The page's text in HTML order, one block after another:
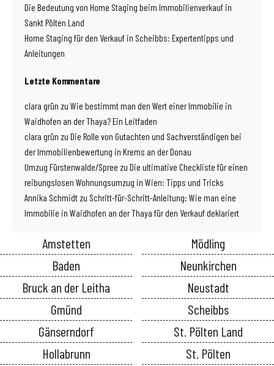
Die Bedeutung von Home Staging beim Immobilienverkauf in
Sankt Pölten Land
Home Staging für den Verkauf in Scheibbs: Expertentipps und
Anleitungen
Letzte Kommentare
clara grün zu Wie bestimmt man den Wert einer Immobilie in
Waidhofen an der Thaya? Ein Leitfaden
clara grün zu Die Rolle von Gutachten und Sachverständigen bei
der Immobilienbewertung in Krems an der Donau
Umzug Fürstenwalde/Spree zu Die ultimative Checkliste für einen
reibungslosen Wohnungsumzug in Wien: Tipps und Tricks
Annika Schmidt zu Schritt-für-Schritt-Anleitung: Wie man eine
Immobilie in Waidhofen an der Thaya für den Verkauf deklariert
Amstetten
Baden
Bruck an der Leitha
Gmünd
Gänserndorf
Hollabrunn
Mödling
Neunkirchen
Neustadt
Scheibbs
St. Pölten Land
St. Pölten